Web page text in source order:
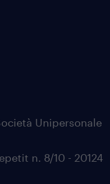
Unipersonale
n. 8/10 - 20124